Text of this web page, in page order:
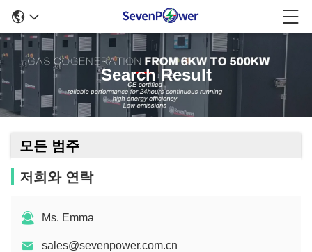
Search Result
모든 범주
저희와 연락
Ms. Emma
sales@sevenpower.com.cn